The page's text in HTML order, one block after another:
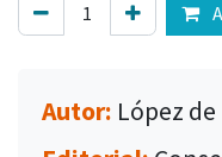
Autor: López